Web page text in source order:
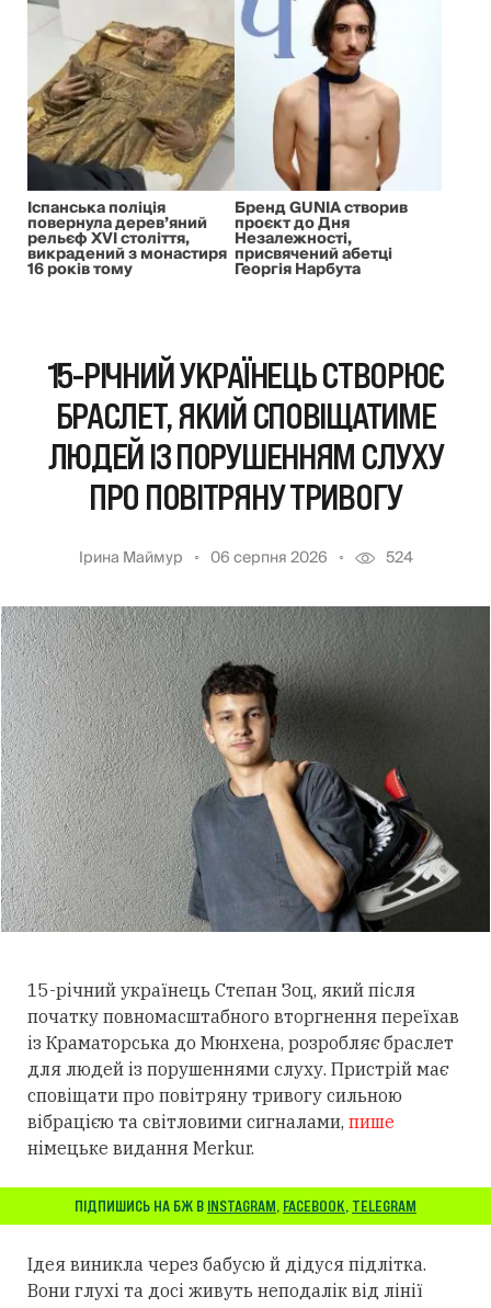
Іспанська поліція
повернула дерев’яний
рельєф XVI століття,
викрадений з монастиря
16 років тому
Бренд GUNIA створив
проєкт до Дня
Незалежності,
присвячений абетці
Георгія Нарбута
15-РІЧНИЙ УКРАЇНЕЦЬ СТВОРЮЄ
БРАСЛЕТ, ЯКИЙ СПОВІЩАТИМЕ
ЛЮДЕЙ ІЗ ПОРУШЕННЯМ СЛУХУ
ПРО ПОВІТРЯНУ ТРИВОГУ
Ірина Маймур 06 серпня 2026 524
15-річний українець Степан Зоц, який після
початку повномасштабного вторгнення переїхав
із Краматорська до Мюнхена, розробляє браслет
для людей із порушеннями слуху. Пристрій має
сповіщати про повітряну тривогу сильною
вібрацією та світловими сигналами, пише
німецьке видання Merkur.
ПІДПИШИСЬ НА БЖ В INSTAGRAM, FACEBOOK, TELEGRAM
Ідея виникла через бабусю й дідуся підлітка.
Вони глухі та досі живуть неподалік від лінії